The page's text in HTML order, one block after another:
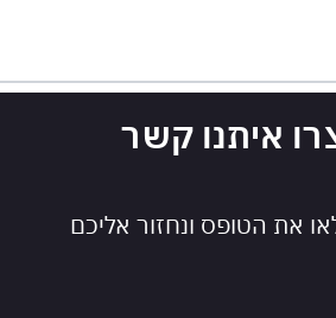
איתנו קשר
את הטופס ונחזור אליכם